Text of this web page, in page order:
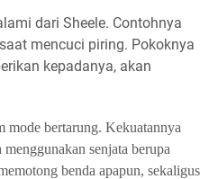
dari Sheele. Contohnya
mencuci piring. Pokoknya
kepadanya, akan
mode bertarung. Kekuatannya
senjata berupa
benda apapun, sekaligus